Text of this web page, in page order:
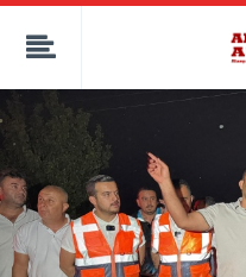
kaçak bahis
deneme bonusu
canlı bahis siteleri
deneme bonusu veren siteler
bahis siteleri
porno izle